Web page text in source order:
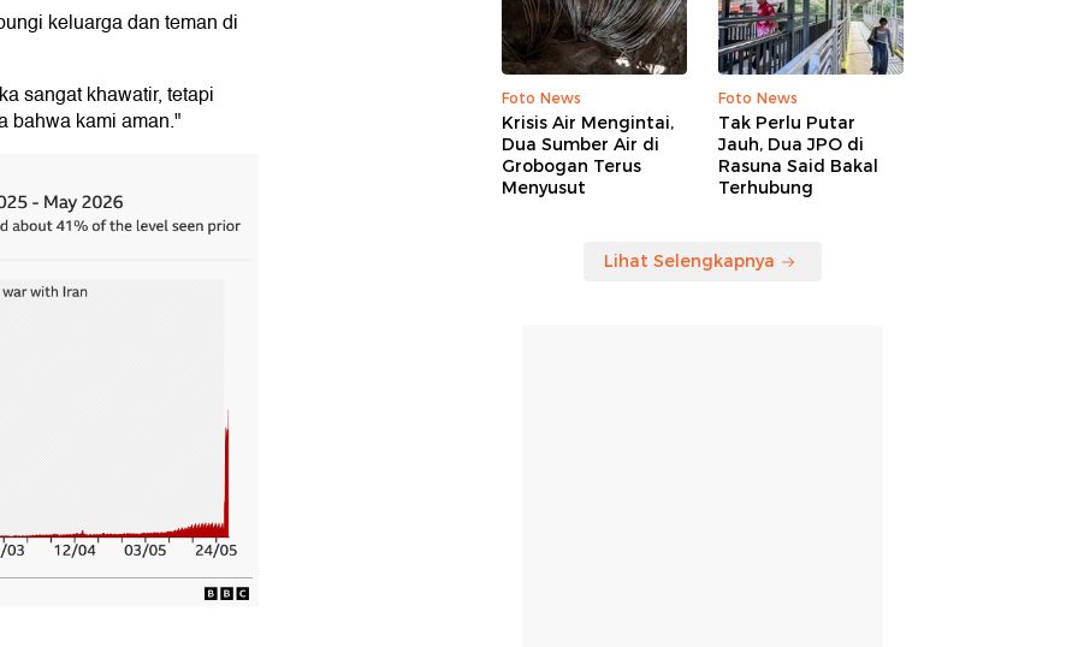
keluarga dan teman di
sangat khawatir, tetapi
bahwa kami aman."
Foto News
Krisis Air Mengintai,
Dua Sumber Air di
Grobogan Terus
Menyusut
Foto News
Tak Perlu Putar
Jauh, Dua JPO di
Rasuna Said Bakal
Terhubung
Lihat Selengkapnya